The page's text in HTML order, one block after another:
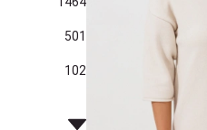
501
102